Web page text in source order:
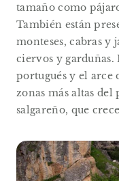
tamaño como
También están
monteses, cabras y
ciervos y
portugués y el arce
zonas más altas
salgareño, que